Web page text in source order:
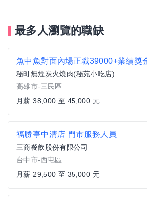
最多人瀏覽的職缺
魚中魚對面內場正職39000+業績獎
秘町無煙炭火燒肉(秘苑小吃店)
高雄市-三民區
月薪 38,000 至 45,000 元
福勝亭中清店-門市服務人員
三商餐飲股份有限公司
台中市-西屯區
月薪 29,500 至 35,000 元